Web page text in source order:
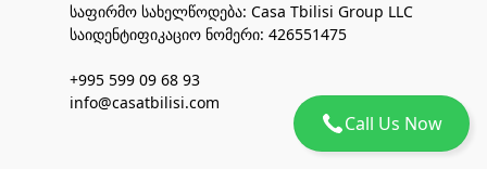
Call Us Now
საფირმო სახელწოდება: Casa Tbilisi Group LLC
საიდენტიფიკაციო ნომერი: 426551475
+995 599 09 68 93
info@casatbilisi.com